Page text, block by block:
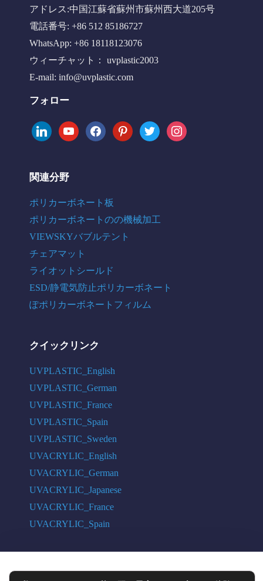
アドレス:中国江蘇省蘇州市蘇州西大道205号
電話番号: +86 512 85186727
WhatsApp: +86 18118123076
ウィーチャット： uvplastic2003
E-mail: info@uvplastic.com
フォロー
linkedinyoutubefacebookpinteresttwitter instagram
関連分野
ポリカーボネート板
ポリカーボネートのの機械加工
VIEWSKYバブルテント
チェアマット
ライオットシールド
ESD/静電気防止ポリカーボネート
ぽポリカーボネートフィルム
クイックリンク
UVPLASTIC_English
UVPLASTIC_German
UVPLASTIC_France
UVPLASTIC_Spain
UVPLASTIC_Sweden
UVACRYLIC_English
UVACRYLIC_German
UVACRYLIC_Japanese
UVACRYLIC_France
UVACRYLIC_Spain